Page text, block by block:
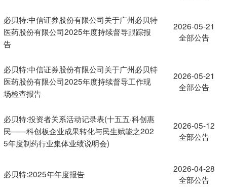
必贝特:中信证券股份有限公司关于广州必贝特
医药股份有限公司2025年度持续督导跟踪报
告
2026-05-21
全部公告
必贝特:中信证券股份有限公司关于广州必贝特
医药股份有限公司2025年度持续督导工作现
场检查报告
2026-05-21
全部公告
必贝特:投资者关系活动记录表(十五五·科创惠
民——科创板企业成果转化与民生赋能之202
5年度制药行业集体业绩说明会)
2026-05-12
全部公告
必贝特:2025年年度报告
2026-04-28
全部公告